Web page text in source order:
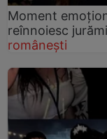
Moment
reînnoiesc
românești